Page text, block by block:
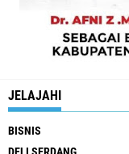
JELAJAHI
BISNIS